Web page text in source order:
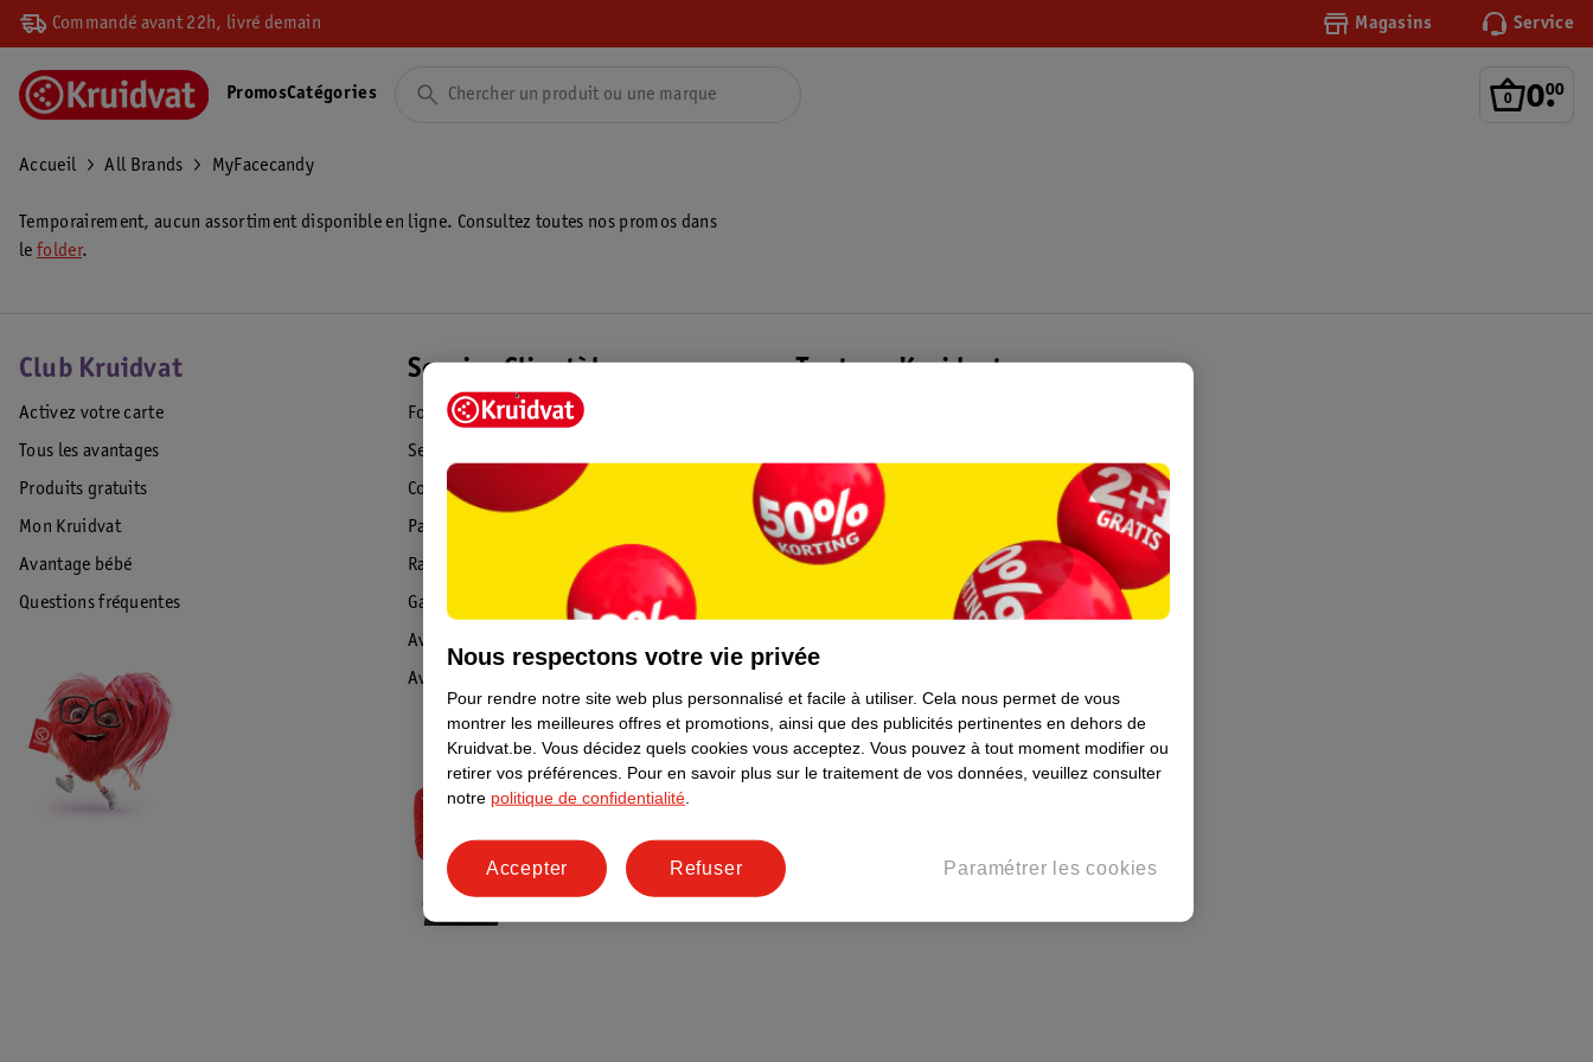
Commandé avant 22h, livré demain Magasins Service
0.
00
PromosCatégories
Accueil All Brands MyFacecandy
Temporairement, aucun assortiment disponible en ligne. Consultez toutes nos promos dans
le folder.
Club Kruidvat
Activez votre carte
Tous les avantages
Produits gratuits
Mon Kruidvat
Avantage bébé
Questions fréquentes
Service Clientèle
Foire aux questions
Service Clientèle
Commande & Livraison
Paiement
Rappel & Retour
Garantie
Avis de sécurité
Avis
Tout sur Kruidvat
Formule commerciale
Coordonnées de l’entreprise
Plus durable
Nous respectons votre vie privée
Pour rendre notre site web plus personnalisé et facile à utiliser. Cela nous permet de vous
montrer les meilleures offres et promotions, ainsi que des publicités pertinentes en dehors de
Kruidvat.be. Vous décidez quels cookies vous acceptez. Vous pouvez à tout moment modifier ou
retirer vos préférences. Pour en savoir plus sur le traitement de vos données, veuillez consulter
notre politique de confidentialité
Paramétrer les cookies
Refuser
Accepter